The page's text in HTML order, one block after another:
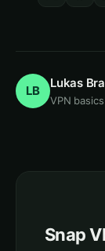
LB
Lukas
VPN
Snap